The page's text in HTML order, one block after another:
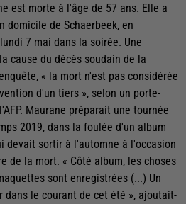
est morte à l'âge de 57 ans. Elle a
domicile de Schaerbeek, en
7 mai dans la soirée. Une
cause du décès soudain de la
« la mort n'est pas considérée
d'un tiers », selon un porte-
Maurane préparait une tournée
2019, dans la foulée d'un album
devait sortir à l'automne à l'occasion
de la mort. « Côté album, les choses
sont enregistrées (...) Un
le courant de cet été », ajoutait-